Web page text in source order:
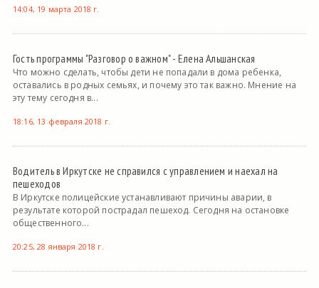
14:04, 19 марта 2018 г.
Гость программы "Разговор о важном" - Елена Альшанская
Что можно сделать, чтобы дети не попадали в дома ребенка,
оставались в родных семьях, и почему это так важно. Мнение на
эту тему сегодня в...
18:16, 13 февраля 2018 г.
Водитель в Иркутске не справился с управлением и наехал на
пешеходов
В Иркутске полицейские устанавливают причины аварии, в
результате которой пострадал пешеход. Сегодня на остановке
общественного...
20:25, 28 января 2018 г.